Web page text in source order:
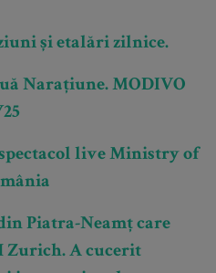
și etalări zilnice.
Narațiune. MODIVO
live Ministry of
Piatra-Neamț care
Zurich. A cucerit